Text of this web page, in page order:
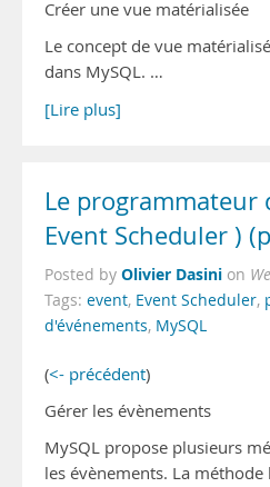
Créer une vue matérialisée
Le concept de vue
dans MySQL. …
[Lire plus]
Le programmateur
Event Scheduler )
Posted by Olivier Dasini on
Tags: event, Event Scheduler,
d'événements, MySQL
(<- précédent)
Gérer les évènements
MySQL propose plusieurs
les évènements. La